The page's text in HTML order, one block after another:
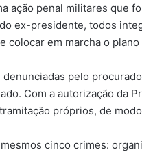
ação penal militares que
ex-presidente, todos
colocar em marcha o plano
pelo
Com a autorização da
próprios, de
cinco crimes: